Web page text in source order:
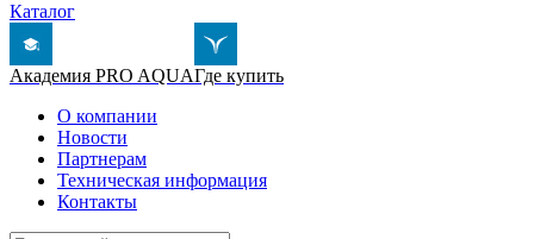
Каталог
Академия PRO AQUAГде купить
О компании
Новости
Партнерам
Техническая информация
Контакты